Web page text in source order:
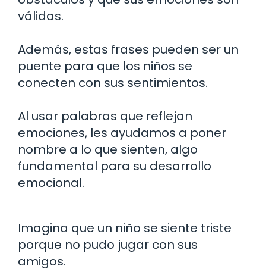
válidas.
Además, estas frases pueden ser un
puente para que los niños se
conecten con sus sentimientos.
Al usar palabras que reflejan
emociones, les ayudamos a poner
nombre a lo que sienten, algo
fundamental para su desarrollo
emocional.
Imagina que un niño se siente triste
porque no pudo jugar con sus
amigos.